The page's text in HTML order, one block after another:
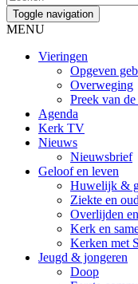
Toggle navigation
MENU
Vieringen
Opgeven
Overweging
Preek van
Agenda
Kerk TV
Nieuws
Nieuwsbrief
Geloof en leven
Huwelijk &
Ziekte en
Overlijden
Kerk en
Kerken met
Jeugd & jongeren
Doop